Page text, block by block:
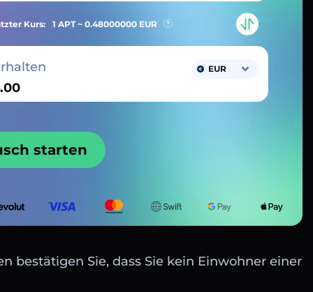
Kurs: 1 APT ~ 0.48000000 EUR
EUR
starten
bestätigen Sie, dass Sie kein Einwohner einer